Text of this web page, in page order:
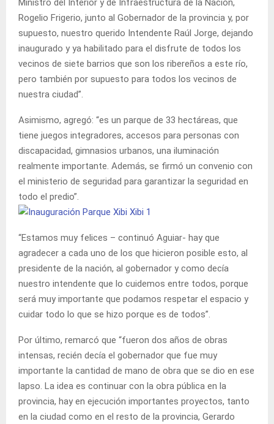
Rogelio Frigerio, junto al Gobernador de la provincia y, por
supuesto, nuestro querido Intendente Raúl Jorge, dejando
inaugurado y ya habilitado para el disfrute de todos los
vecinos de siete barrios que son los ribereños a este río,
pero también por supuesto para todos los vecinos de
nuestra ciudad”.
Asimismo, agregó: “es un parque de 33 hectáreas, que
tiene juegos integradores, accesos para personas con
discapacidad, gimnasios urbanos, una iluminación
realmente importante. Además, se firmó un convenio con
el ministerio de seguridad para garantizar la seguridad en
todo el predio”.
“Estamos muy felices – continuó Aguiar- hay que
agradecer a cada uno de los que hicieron posible esto, al
presidente de la nación, al gobernador y como decía
nuestro intendente que lo cuidemos entre todos, porque
será muy importante que podamos respetar el espacio y
cuidar todo lo que se hizo porque es de todos”.
Por último, remarcó que “fueron dos años de obras
intensas, recién decía el gobernador que fue muy
importante la cantidad de mano de obra que se dio en ese
lapso. La idea es continuar con la obra pública en la
provincia, hay en ejecución importantes proyectos, tanto
en la ciudad como en el resto de la provincia, Gerardo